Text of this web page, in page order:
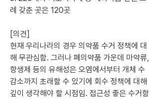
례 갖춘 곳은 120곳
[의견]
현재 우리나라의 경우 의약품 수거 정책에 대
해 무관심함. 그러나 폐의약품 가운데 마약류,
항생제 등의 유해성은 오염에서부터 개체 수
감소까지 초래할 수 있기에 회수 정책에 대해
깊이 생각해야 할 시점임. 접근성 좋은 수거함